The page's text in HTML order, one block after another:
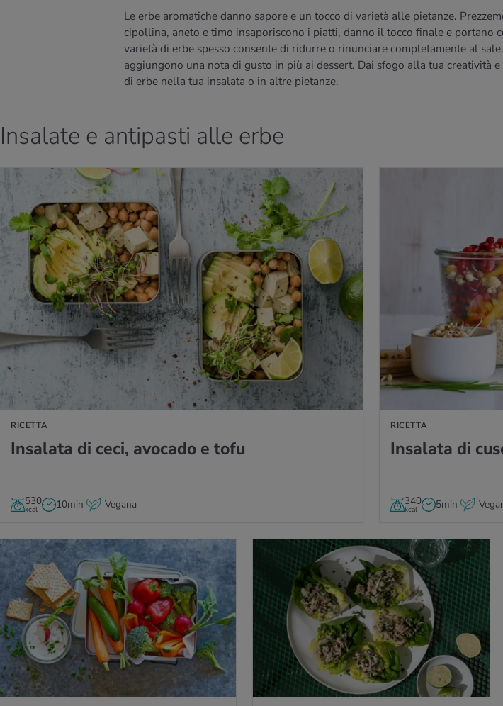
Le erbe aromatiche danno sapore e un tocco di varietà alle pietanze.
cipollina, aneto e timo insaporiscono i piatti, danno il tocco finale e portano
varietà di erbe spesso consente di ridurre o rinunciare completamente al
aggiungono una nota di gusto in più ai dessert. Dai sfogo alla tua creatività
di erbe nella tua insalata o in altre pietanze.
Insalate e antipasti alle erbe
RICETTA
In­sa­la­ta di ceci, avo­ca­do e tofu
530
kcal 10min Vegana
RICETTA
RICETTA
In­sa­la­ta di
340
kcal 5min
RICETTA